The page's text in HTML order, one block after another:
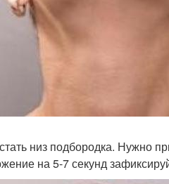
низ подбородка. Нужно
на 5-7 секунд